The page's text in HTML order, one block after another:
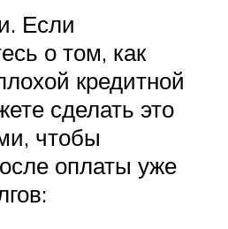
Если
о том, как
кредитной
сделать это
чтобы
оплаты уже